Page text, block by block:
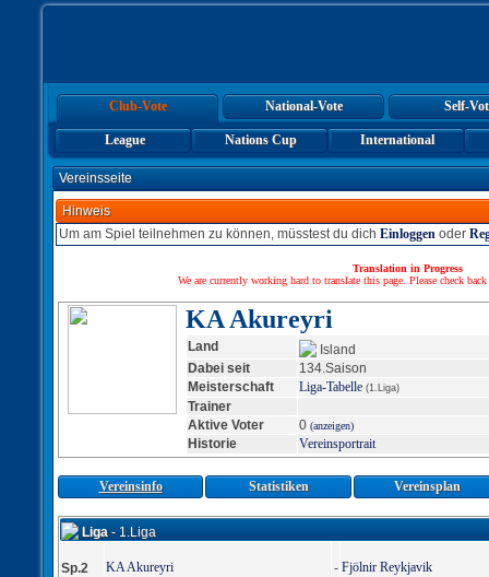
Club-Vote National-Vote Self-
League Nations Cup International
Vereinsseite
Hinweis
Um am Spiel teilnehmen zu können, müsstest du dich Einloggen oder
Translation in Progress
We are currently working hard to translate this page. Please check
KA Akureyri
Land
Island
Dabei seit
134.Saison
Meisterschaft
Liga-Tabelle (1.Liga)
Trainer
Aktive Voter
0 (anzeigen)
Historie Vereinsportrait
Vereinsinfo Statistiken Vereinsplan
Liga- 1.Liga
Sp.2 KA Akureyri - Fjölnir Reykjavik